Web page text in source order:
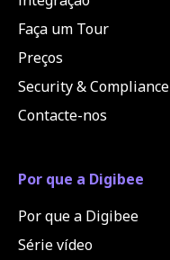
Faça um Tour
Preços
Security & Compliance
Contacte-nos
Por que a Digibee
Por que a Digibee
Série vídeo